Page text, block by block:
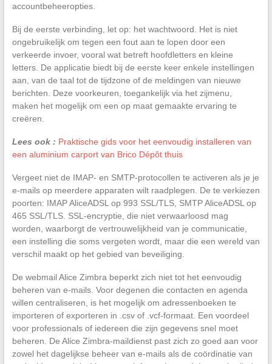
accountbeheeropties.
Bij de eerste verbinding, let op: het wachtwoord. Het is niet
ongebruikelijk om tegen een fout aan te lopen door een
verkeerde invoer, vooral wat betreft hoofdletters en kleine
letters. De applicatie biedt bij de eerste keer enkele instellingen
aan, van de taal tot de tijdzone of de meldingen van nieuwe
berichten. Deze voorkeuren, toegankelijk via het zijmenu,
maken het mogelijk om een op maat gemaakte ervaring te
creëren.
Lees ook : Praktische gids voor het eenvoudig installeren van
een aluminium carport van Brico Dépôt thuis
Vergeet niet de IMAP- en SMTP-protocollen te activeren als je je
e-mails op meerdere apparaten wilt raadplegen. De te verkiezen
poorten: IMAP AliceADSL op 993 SSL/TLS, SMTP AliceADSL op
465 SSL/TLS. SSL-encryptie, die niet verwaarloosd mag
worden, waarborgt de vertrouwelijkheid van je communicatie,
een instelling die soms vergeten wordt, maar die een wereld van
verschil maakt op het gebied van beveiliging.
De webmail Alice Zimbra beperkt zich niet tot het eenvoudig
beheren van e-mails. Voor degenen die contacten en agenda
willen centraliseren, is het mogelijk om adressenboeken te
importeren of exporteren in .csv of .vcf-formaat. Een voordeel
voor professionals of iedereen die zijn gegevens snel moet
beheren. De Alice Zimbra-maildienst past zich zo goed aan voor
zowel het dagelijkse beheer van e-mails als de coördinatie van